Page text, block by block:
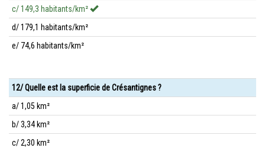
c/ 149,3 habitants/km²
d/ 179,1 habitants/km²
e/ 74,6 habitants/km²
12/ Quelle est la superficie de Crésantignes ?
a/ 1,05 km²
b/ 3,34 km²
c/ 2,30 km²